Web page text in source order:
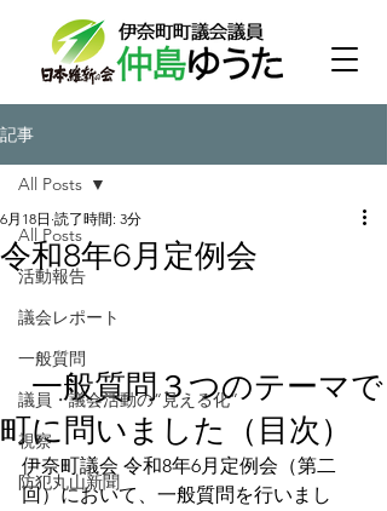
記事
All Posts
活動報告
議会レポート
一般質問
議員・議会活動の“見える化”
視察
防犯丸山新聞
All Posts
令和8年6月定例会
一般質問３つのテーマで
町に問いました（目次）
6月18日 読了時間: 3分
伊奈町議会 令和8年6月定例会（第二
回）において、一般質問を行いまし